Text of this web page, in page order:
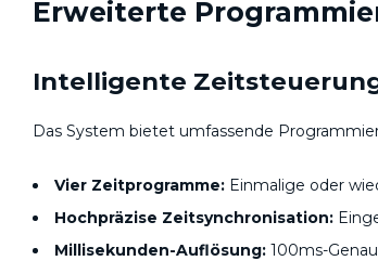
Erweiterte
Intelligente
Das System bietet umfassende
Vier Zeitprogramme: Einmalige oder
Hochpräzise Zeitsynchronisation:
Millisekunden-Auflösung: 100ms-